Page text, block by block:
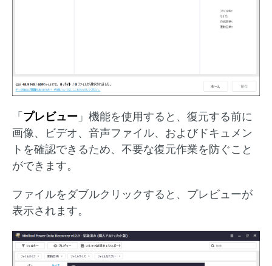
「 プレビュー 」機能を使用すると、復元する前に
画像、ビデオ、音声ファイル、およびドキュメン
トを確認できるため、不要な復元作業を防ぐこと
ができます。
ファイルをダブルクリックすると、プレビューが
表示されます。